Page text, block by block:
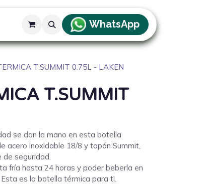
WhatsApp
T.SUMMIT 0.75L - LAKEN
T.SUMMIT
se dan la mano en esta botella
acero inoxidable 18/8 y tapón Summit,
de seguridad.
fría hasta 24 horas y poder beberla en
es la botella térmica para ti.